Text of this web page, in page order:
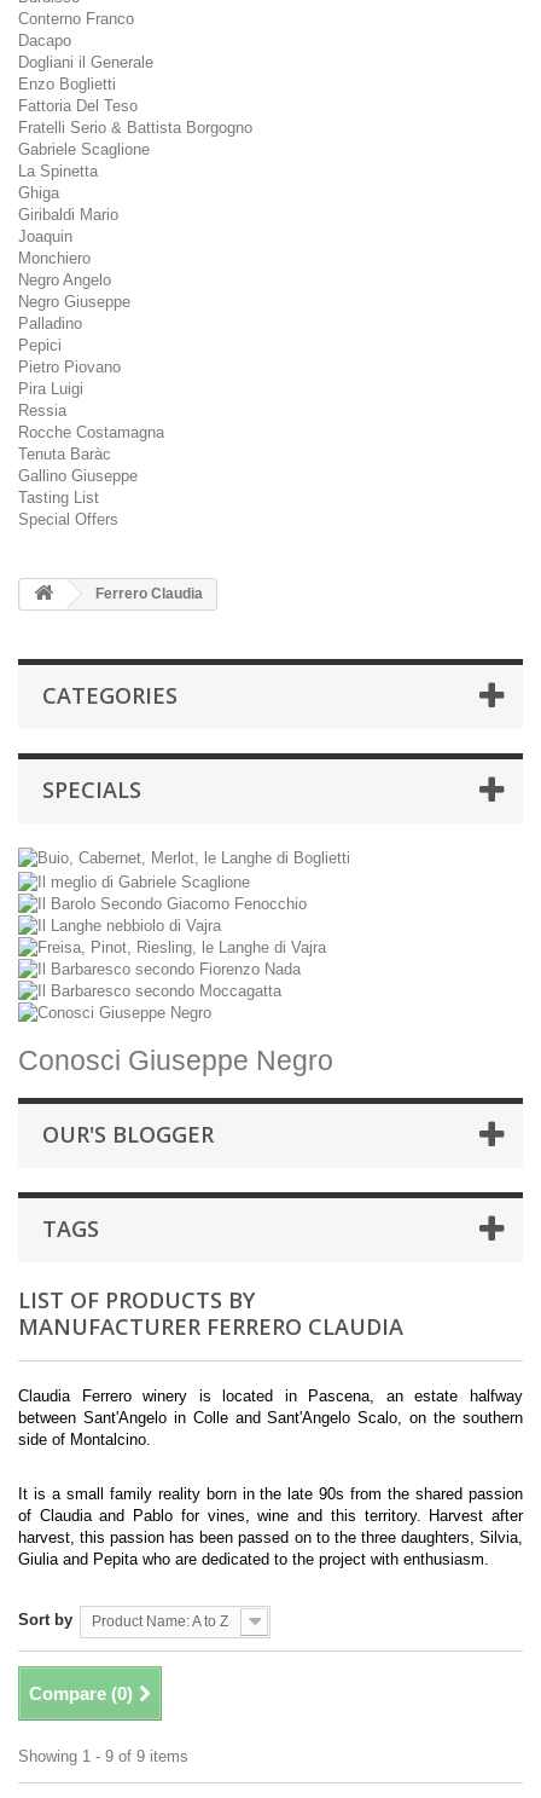
Conterno Franco
Dacapo
Dogliani il Generale
Enzo Boglietti
Fattoria Del Teso
Fratelli Serio & Battista Borgogno
Gabriele Scaglione
La Spinetta
Ghiga
Giribaldi Mario
Joaquin
Monchiero
Negro Angelo
Negro Giuseppe
Palladino
Pepici
Pietro Piovano
Pira Luigi
Ressia
Rocche Costamagna
Tenuta Baràc
Gallino Giuseppe
Tasting List
Special Offers
Ferrero Claudia
CATEGORIES
SPECIALS
Conosci Giuseppe Negro
OUR'S BLOGGER
TAGS
LIST OF PRODUCTS BY
MANUFACTURER FERRERO CLAUDIA
Claudia Ferrero winery is located in Pascena, an estate halfway
between Sant'Angelo in Colle and Sant'Angelo Scalo, on the southern
side of Montalcino.
It is a small family reality born in the late 90s from the shared passion
of Claudia and Pablo for vines, wine and this territory. Harvest after
harvest, this passion has been passed on to the three daughters, Silvia,
Giulia and Pepita who are dedicated to the project with enthusiasm.
Sort by Product Name: A to Z
Compare (0)
Showing 1 - 9 of 9 items